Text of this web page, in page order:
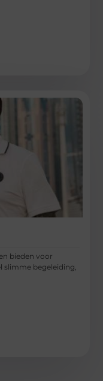
bieden voor
slimme begeleiding,